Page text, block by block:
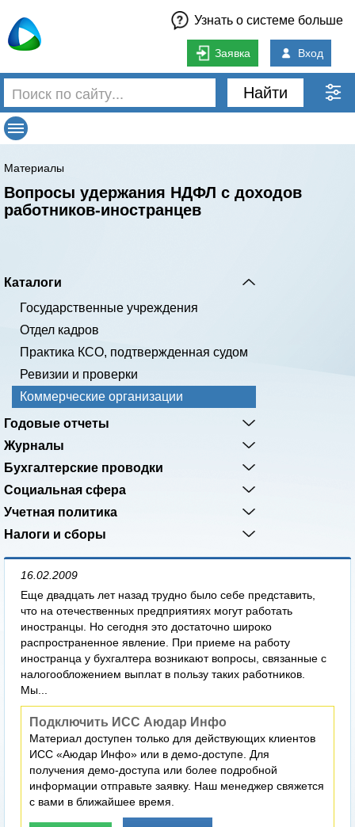
Узнать о системе больше
Заявка Вход
Найти
Материалы
Вопросы удержания НДФЛ с доходов
работников-иностранцев
Каталоги
Государственные учреждения
Отдел кадров
Практика КСО, подтвержденная судом
Ревизии и проверки
Коммерческие организации
Годовые отчеты
Журналы
Бухгалтерские проводки
Социальная сфера
Учетная политика
Налоги и сборы
16.02.2009
Еще двадцать лет назад трудно было себе представить,
что на отечественных предприятиях могут работать
иностранцы. Но сегодня это достаточно широко
распространенное явление. При приеме на работу
иностранца у бухгалтера возникают вопросы, связанные с
налогообложением выплат в пользу таких работников.
Мы...
Подключить ИСС Аюдар Инфо
Материал доступен только для действующих клиентов
ИСС «Аюдар Инфо» или в демо-доступе. Для
получения демо-доступа или более подробной
информации отправьте заявку. Наш менеджер свяжется
с вами в ближайшее время.